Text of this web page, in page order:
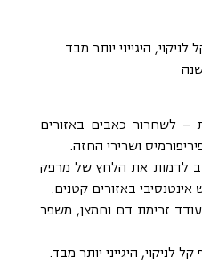
היגייני יותר מבד
– לשחרור כאבים באזורים
ושרירי החזה.
לדמות את הלחץ של מרפק
באזורים קטנים.
זרימת דם וחמצן, משפר
לניקוי, היגייני יותר מבד.